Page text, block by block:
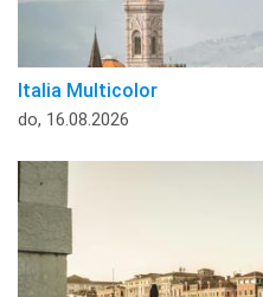
Italia Multicolor
do, 16.08.2026